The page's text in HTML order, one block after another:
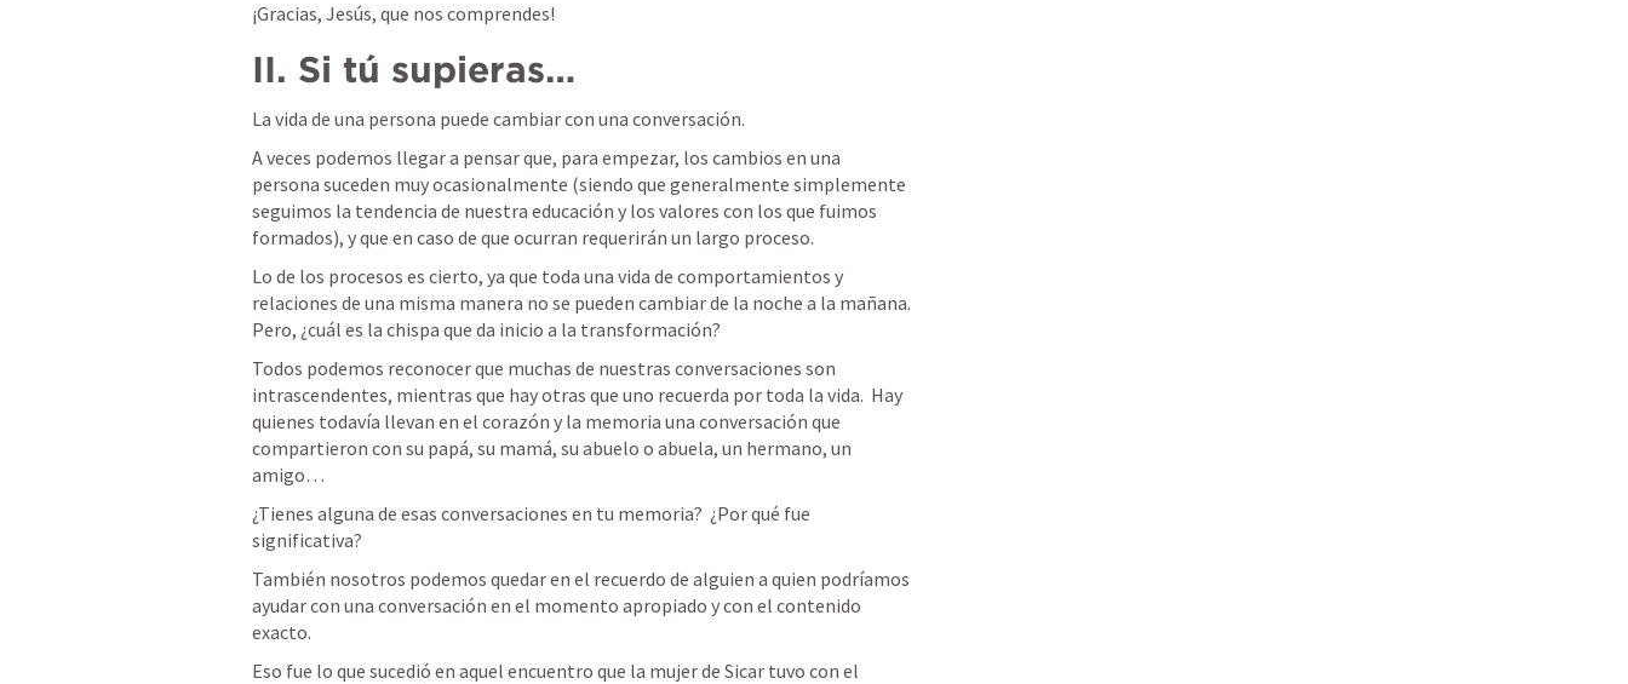
¡Gracias, Jesús, que nos comprendes!
II. Si tú supieras…
La vida de una persona puede cambiar con una conversación.
A veces podemos llegar a pensar que, para empezar, los cambios en una
persona suceden muy ocasionalmente (siendo que generalmente simplemente
seguimos la tendencia de nuestra educación y los valores con los que fuimos
formados), y que en caso de que ocurran requerirán un largo proceso.
Lo de los procesos es cierto, ya que toda una vida de comportamientos y
relaciones de una misma manera no se pueden cambiar de la noche a la mañana.
Pero, ¿cuál es la chispa que da inicio a la transformación?
Todos podemos reconocer que muchas de nuestras conversaciones son
intrascendentes, mientras que hay otras que uno recuerda por toda la vida.  Hay
quienes todavía llevan en el corazón y la memoria una conversación que
compartieron con su papá, su mamá, su abuelo o abuela, un hermano, un
amigo…
¿Tienes alguna de esas conversaciones en tu memoria?  ¿Por qué fue
significativa?
También nosotros podemos quedar en el recuerdo de alguien a quien podríamos
ayudar con una conversación en el momento apropiado y con el contenido
exacto.
Eso fue lo que sucedió en aquel encuentro que la mujer de Sicar tuvo con el